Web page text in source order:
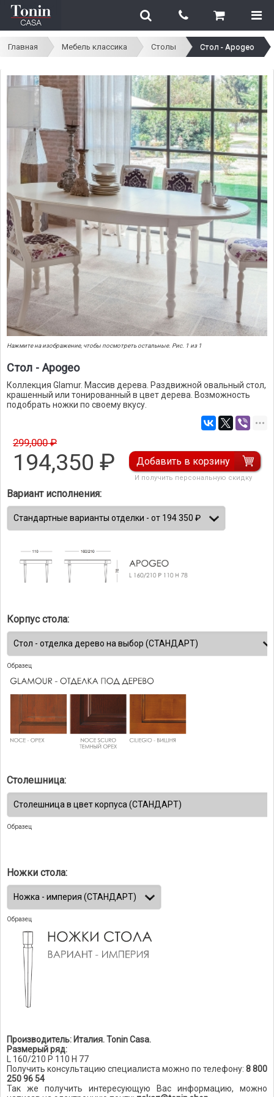
Главная Мебель классика Столы Стол - Apogeo
Нажмите на изображение, чтобы посмотреть остальные. Рис. 1 из 1
Стол - Apogeo
Коллекция Glamur. Массив дерева. Раздвижной овальный стол,
крашенный или тонированный в цвет дерева. Возможность
подобрать ножки по своему вкусу.
299,000 ₽
194,350 ₽ Добавить в корзину
И получить персональную скидку
Вариант исполнения:
Корпус стола:
Образец
Столешница:
Образец
Ножки стола:
Образец
Производитель: Италия. Tonin Casa.
Размерый ряд:
L 160/210 P 110 H 77
Получить консультацию специалиста можно по телефону: 8 800
250 96 54
Так же получить интересующую Вас информацию, можно